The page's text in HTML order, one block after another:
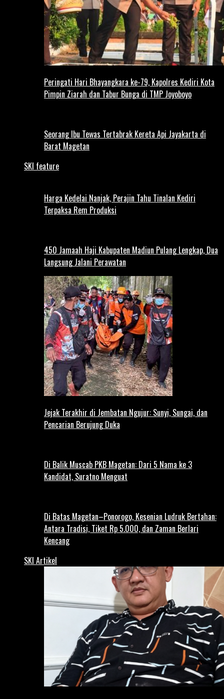
Peringati Hari Bhayangkara ke-79, Kapolres Kediri Kota
Pimpin Ziarah dan Tabur Bunga di TMP Joyoboyo
Seorang Ibu Tewas Tertabrak Kereta Api Jayakarta di
Barat Magetan
SKI feature
Harga Kedelai Nanjak, Perajin Tahu Tinalan Kediri
Terpaksa Rem Produksi
450 Jamaah Haji Kabupaten Madiun Pulang Lengkap, Dua
Langsung Jalani Perawatan
Jejak Terakhir di Jembatan Ngujur: Sunyi, Sungai, dan
Pencarian Berujung Duka
Di Balik Muscab PKB Magetan: Dari 5 Nama ke 3
Kandidat, Suratno Menguat
Di Batas Magetan–Ponorogo, Kesenian Ludruk Bertahan:
Antara Tradisi, Tiket Rp 5.000, dan Zaman Berlari
Kencang
SKI Artikel